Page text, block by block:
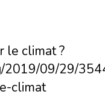
le climat ?
2019/09/29/
climat